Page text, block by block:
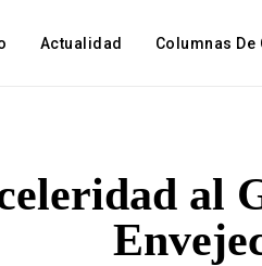
Actualidad Columnas De
al